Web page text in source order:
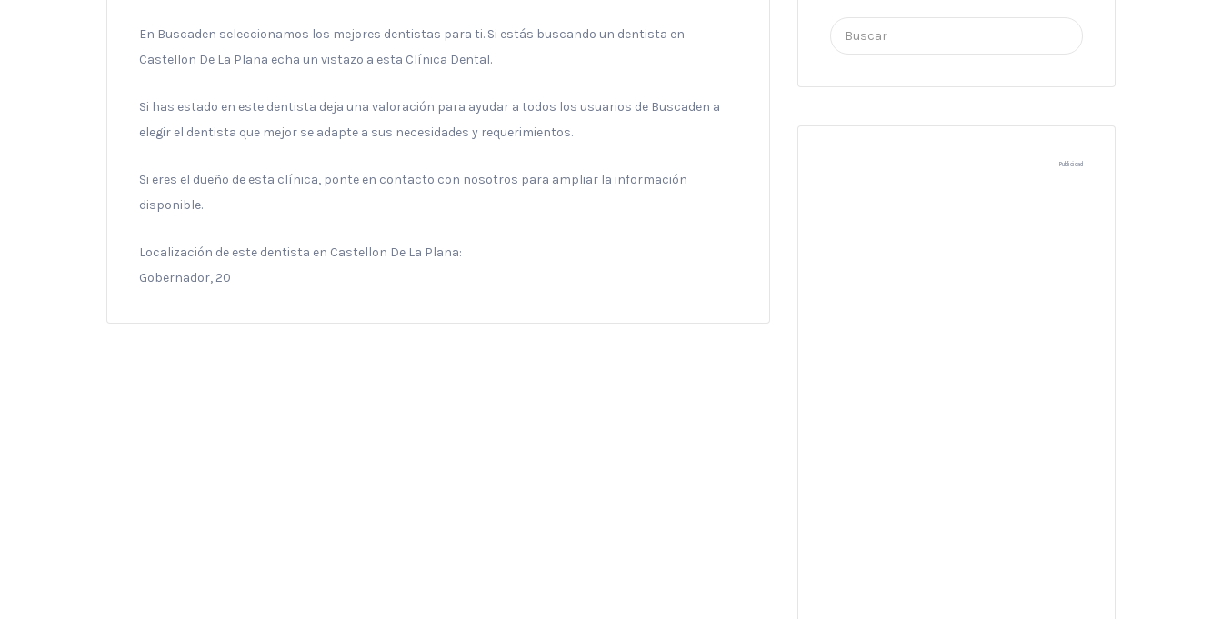
En Buscaden seleccionamos los mejores dentistas para ti. Si estás buscando un dentista en
Castellon De La Plana echa un vistazo a esta Clínica Dental.
Si has estado en este dentista deja una valoración para ayudar a todos los usuarios de Buscaden a
elegir el dentista que mejor se adapte a sus necesidades y requerimientos.
Si eres el dueño de esta clínica, ponte en contacto con nosotros para ampliar la información
disponible.
Localización de este dentista en Castellon De La Plana:
Gobernador, 20
Buscar
por:
Publicidad